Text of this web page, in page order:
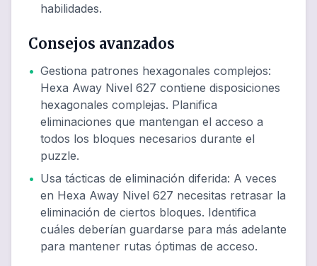
habilidades.
Consejos avanzados
• Gestiona patrones hexagonales complejos:
Hexa Away Nivel 627 contiene disposiciones
hexagonales complejas. Planifica
eliminaciones que mantengan el acceso a
todos los bloques necesarios durante el
puzzle.
• Usa tácticas de eliminación diferida: A veces
en Hexa Away Nivel 627 necesitas retrasar la
eliminación de ciertos bloques. Identifica
cuáles deberían guardarse para más adelante
para mantener rutas óptimas de acceso.